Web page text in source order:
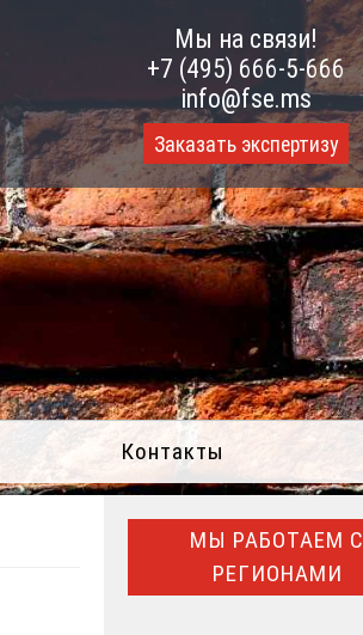
Мы на связи!
+7 (495) 666-5-666
info@fse.ms
Заказать экспертизу
Контакты
МЫ РАБОТАЕМ С
РЕГИОНАМИ